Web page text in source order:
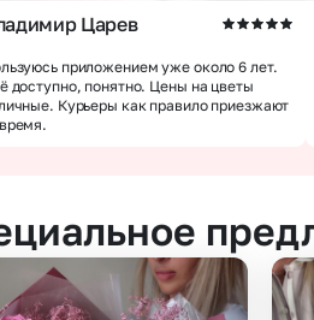
Царев
приложением уже около 6 лет.
доступно, понятно. Цены на цветы
Курьеры как правило приезжают